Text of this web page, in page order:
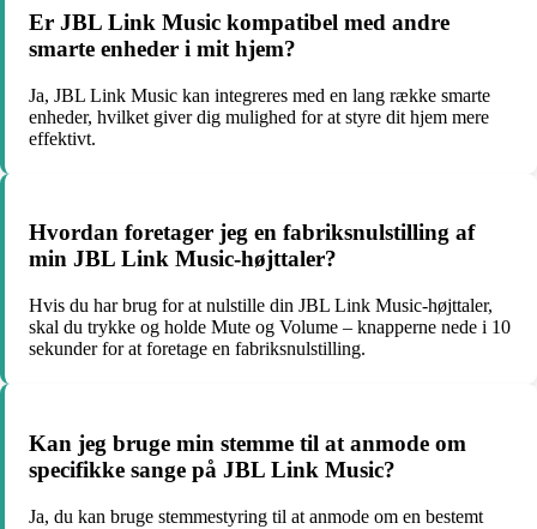
Er JBL Link Music kompatibel med andre
smarte enheder i mit hjem?
Ja, JBL Link Music kan integreres med en lang række smarte
enheder, hvilket giver dig mulighed for at styre dit hjem mere
effektivt.
Hvordan foretager jeg en fabriksnulstilling af
min JBL Link Music-højttaler?
Hvis du har brug for at nulstille din JBL Link Music-højttaler,
skal du trykke og holde Mute og Volume – knapperne nede i 10
sekunder for at foretage en fabriksnulstilling.
Kan jeg bruge min stemme til at anmode om
specifikke sange på JBL Link Music?
Ja, du kan bruge stemmestyring til at anmode om en bestemt